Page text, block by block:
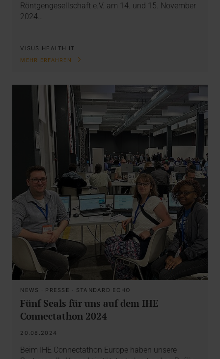
Röntgengesellschaft e.V. am 14. und 15. November
2024…
VISUS HEALTH IT
MEHR ERFAHREN
NEWS · PRESSE · STANDARD ECHO
Fünf Seals für uns auf dem IHE
Connectathon 2024
20.08.2024
Beim IHE Connectathon Europe haben unsere